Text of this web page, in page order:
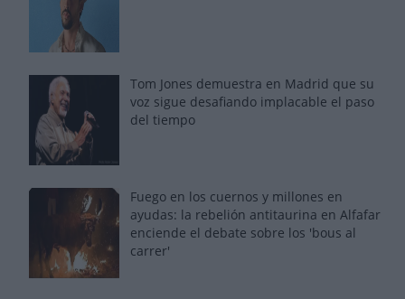
Tom Jones demuestra en Madrid que su
voz sigue desafiando implacable el paso
del tiempo
Fuego en los cuernos y millones en
ayudas: la rebelión antitaurina en Alfafar
enciende el debate sobre los 'bous al
carrer'